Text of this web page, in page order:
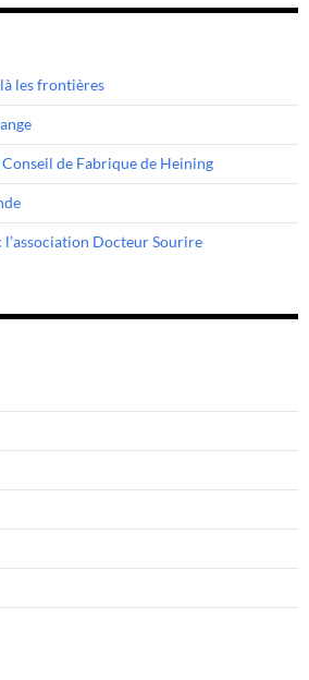
les frontières
de Fabrique de Heining
l’association Docteur Sourire